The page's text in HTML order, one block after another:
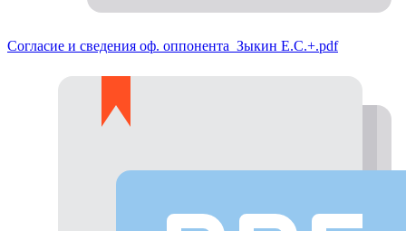
Согласие и сведения оф. оппонента_Зыкин Е.С.+.pdf